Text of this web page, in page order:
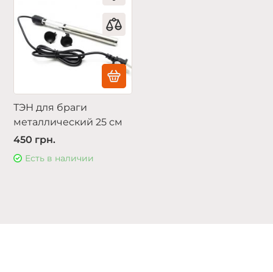
ТЭН для браги
металлический 25 см
450 грн.
Есть в наличии